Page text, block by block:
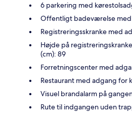
6 parkering med
Offentligt badeværelse
Registreringsskranke med
Højde på
(cm): 89
Forretningscenter med
Restaurant med adgang for
Visuel brandalarm på
Rute til indgangen uden